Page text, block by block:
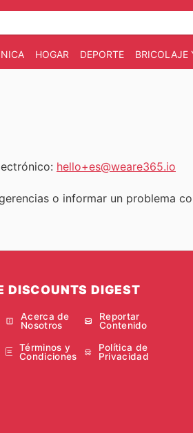
HOGAR DEPORTE BRICOLAJE
hello+es@weare365.io
o informar un problema
DISCOUNTS DIGEST
Acerca de
Nosotros
Reportar
Contenido
Términos y
Condiciones
Política de
Privacidad